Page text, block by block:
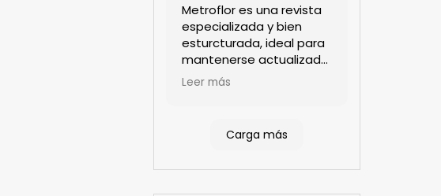
Metroflor es una revista
especializada y bien
esturcturada, ideal para
mantenerse actualizado
en el sector floricultor.
estratégica, las
sector así como los
cubrimientos de los
Leer más
Carga más